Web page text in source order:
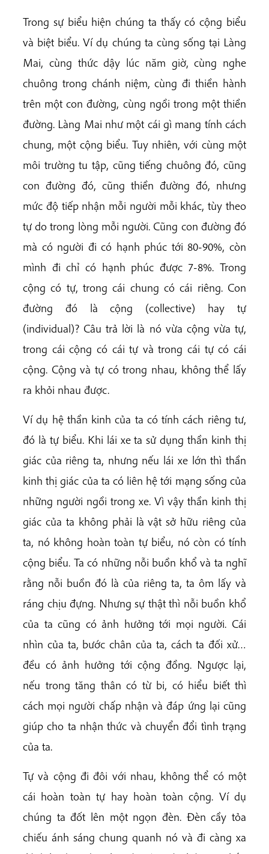
Trong sự biểu hiện chúng ta thấy có cộng biểu
và biệt biểu. Ví dụ chúng ta cùng sống tại Làng
Mai, cùng thức dậy lúc năm giờ, cùng nghe
chuông trong chánh niệm, cùng đi thiền hành
trên một con đường, cùng ngồi trong một thiền
đường. Làng Mai như một cái gì mang tính cách
chung, một cộng biểu. Tuy nhiên, với cùng một
môi trường tu tập, cũng tiếng chuông đó, cũng
con đường đó, cũng thiền đường đó, nhưng
mức độ tiếp nhận mỗi người mỗi khác, tùy theo
tự do trong lòng mỗi người. Cũng con đường đó
mà có người đi có hạnh phúc tới 80-90%, còn
mình đi chỉ có hạnh phúc được 7-8%. Trong
cộng có tự, trong cái chung có cái riêng. Con
đường đó là cộng (collective) hay tự
(individual)? Câu trả lời là nó vừa cộng vừa tự,
trong cái cộng có cái tự và trong cái tự có cái
cộng. Cộng và tự có trong nhau, không thể lấy
ra khỏi nhau được.
Ví dụ hệ thần kinh của ta có tính cách riêng tư,
đó là tự biểu. Khi lái xe ta sử dụng thần kinh thị
giác của riêng ta, nhưng nếu lái xe lớn thì thần
kinh thị giác của ta có liên hệ tới mạng sống của
những người ngồi trong xe. Vì vậy thần kinh thị
giác của ta không phải là vật sở hữu riêng của
ta, nó không hoàn toàn tự biểu, nó còn có tính
cộng biểu. Ta có những nỗi buồn khổ và ta nghĩ
rằng nỗi buồn đó là của riêng ta, ta ôm lấy và
ráng chịu đựng. Nhưng sự thật thì nỗi buồn khổ
của ta cũng có ảnh hưởng tới mọi người. Cái
nhìn của ta, bước chân của ta, cách ta đối xử…
đều có ảnh hưởng tới cộng đồng. Ngược lại,
nếu trong tăng thân có từ bi, có hiểu biết thì
cách mọi người chấp nhận và đáp ứng lại cũng
giúp cho ta nhận thức và chuyển đổi tình trạng
của ta.
Tự và cộng đi đôi với nhau, không thể có một
cái hoàn toàn tự hay hoàn toàn cộng. Ví dụ
chúng ta đốt lên một ngọn đèn. Đèn cầy tỏa
chiếu ánh sáng chung quanh nó và đi càng xa